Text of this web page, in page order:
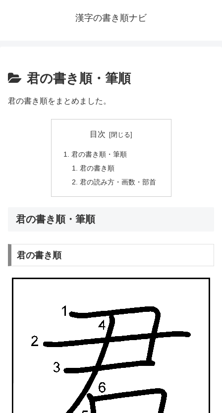
漢字の書き順ナビ
君の書き順・筆順
君の書き順をまとめました。
目次
君の書き順・筆順
君の書き順
君の読み方・画数・部首
君の書き順・筆順
君の書き順